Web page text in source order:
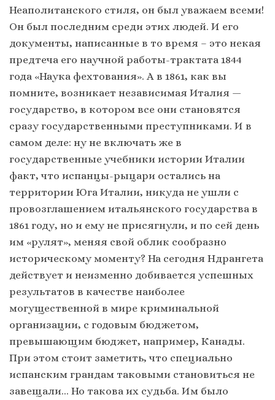
Неаполитанского стиля, он был уважаем всеми!
Он был последним среди этих людей. И его
документы, написанные в то время – это некая
предтеча его научной работы-трактата 1844
года «Наука фехтования». А в 1861, как вы
помните, возникает независимая Италия —
государство, в котором все они становятся
сразу государственными преступниками. И в
самом деле: ну не включать же в
государственные учебники истории Италии
факт, что испанцы-рыцари остались на
территории Юга Италии, никуда не ушли с
провозглашением итальянского государства в
1861 году, но и ему не присягнули, и по сей день
им «рулят», меняя свой облик сообразно
историческому моменту? На сегодня Ндрангета
действует и неизменно добивается успешных
результатов в качестве наиболее
могущественной в мире криминальной
организации, с годовым бюджетом,
превышающим бюджет, например, Канады.
При этом стоит заметить, что специально
испанским грандам таковыми становиться не
завещали… Но такова их судьба. Им было